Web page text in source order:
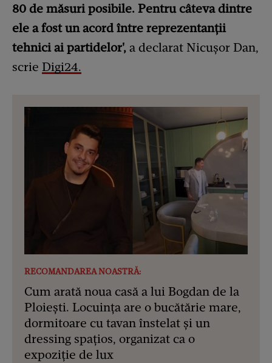
80 de măsuri posibile. Pentru câteva dintre
ele a fost un acord între reprezentanţii
tehnici ai partidelor', a declarat Nicușor Dan,
scrie Digi24.
RECOMANDAREA NOASTRĂ:
Cum arată noua casă a lui Bogdan de la
Ploiești. Locuința are o bucătărie mare,
dormitoare cu tavan înstelat și un
dressing spațios, organizat ca o
expoziție de lux